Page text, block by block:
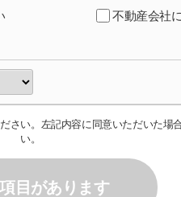
不動産会社
さい。左記内容に同意いただいた場
い。
目があります